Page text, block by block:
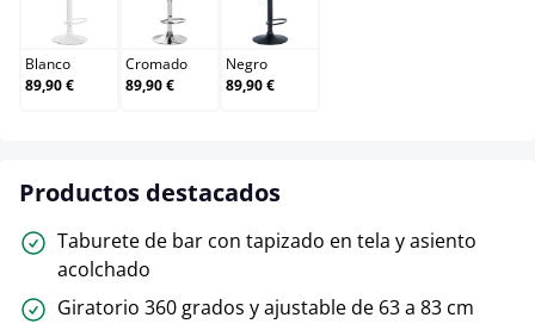
Blanco
Blanco
89,90 €
Cromado
Cromado
89,90 €
Negro
Negro
89,90 €
Productos destacados
Taburete de bar con tapizado en tela y asiento
acolchado
Giratorio 360 grados y ajustable de 63 a 83 cm